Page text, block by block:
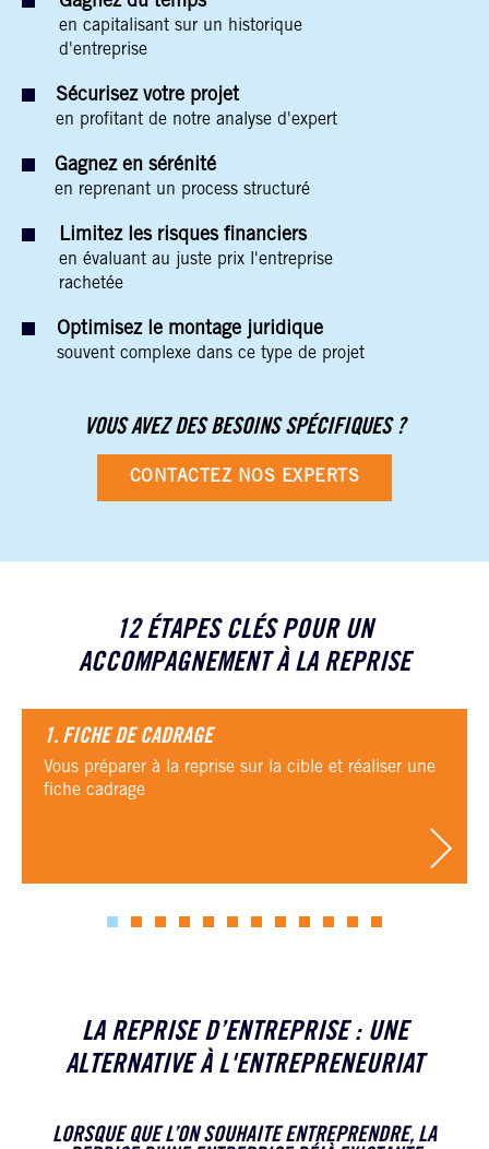
en capitalisant sur un historique
d'entreprise
Sécurisez votre projet
en profitant de notre analyse d'expert
Gagnez en sérénité
en reprenant un process structuré
Limitez les risques financiers
en évaluant au juste prix l'entreprise
rachetée
Optimisez le montage juridique
souvent complexe dans ce type de projet
VOUS AVEZ DES BESOINS SPÉCIFIQUES ?
CONTACTEZ NOS EXPERTS
12 ÉTAPES CLÉS POUR UN
ACCOMPAGNEMENT À LA REPRISE
1. FICHE DE CADRAGE
Vous préparer à la reprise sur la cible et réaliser une
fiche cadrage
LA REPRISE D’ENTREPRISE : UNE
ALTERNATIVE À L'ENTREPRENEURIAT
LORSQUE QUE L’ON SOUHAITE ENTREPRENDRE, LA